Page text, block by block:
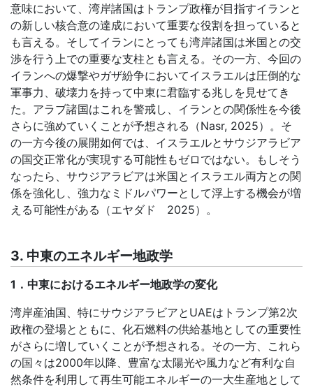
意味において、湾岸諸国はトランプ政権が目指すイランと
の新しい核合意の達成において重要な役割を担っていると
も言える。そしてイランにとっても湾岸諸国は米国との交
渉を行う上での重要な支柱とも言える。その一方、今回の
イランへの爆撃やガザ紛争においてイスラエルは圧倒的な
軍事力、破壊力を持って中東に君臨する兆しを見せてき
た。アラブ諸国はこれを警戒し、イランとの関係性を今後
さらに強めていくことが予想される（Nasr, 2025）。そ
の一方今後の展開如何では、イスラエルとサウジアラビア
の国交正常化が実現する可能性もゼロではない。もしそう
なったら、サウジアラビアは米国とイスラエル両方との関
係を強化し、強力なミドルパワーとして浮上する機会が増
える可能性がある（エヤダド 2025）。
3. 中東のエネルギー地政学
1 ．中東におけるエネルギー地政学の変化
湾岸産油国、特にサウジアラビアと UAEはトランプ第2次
政権の登場とともに、化石燃料の供給基地としての重要性
がさらに増していくことが予想される。その一方、これら
の国々は2000年以降、豊富な太陽光や風力など有利な自
然条件を利用して再生可能エネルギーの一大生産地として